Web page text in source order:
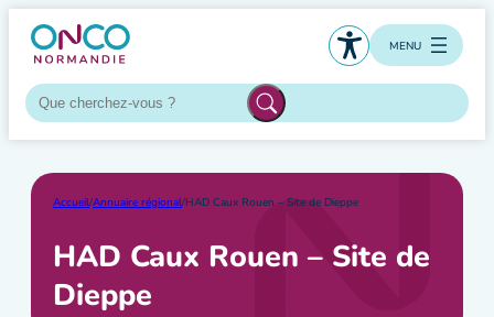
Aller
contenu
MENU
Accueil/Annuaire régional/HAD Caux Rouen – Site de Dieppe
HAD Caux Rouen – Site de
Dieppe